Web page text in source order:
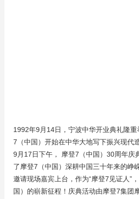
1992年9月14日，宁波中华开业典礼隆
7（中国）开始在中华大地写下振兴现代
9月17日下午， 摩登7（中国）30周年庆
了摩登7（中国）深耕中国三十年来的峥
邀请现场嘉宾上台，作为“摩登7见证人”
国）的崭新征程！庆典活动由摩登7集团